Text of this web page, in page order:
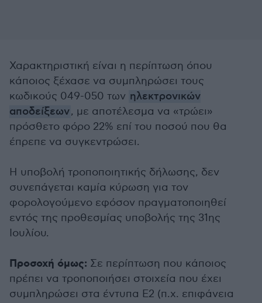
Χαρακτηριστική είναι η περίπτωση όπου
κάποιος ξέχασε να συμπληρώσει τους
κωδικούς 049-050 των ηλεκτρονικών
αποδείξεων, με αποτέλεσμα να «τρώει»
πρόσθετο φόρο 22% επί του ποσού που θα
έπρεπε να συγκεντρώσει.
H υποβολή τροποποιητικής δήλωσης, δεν
συνεπάγεται καμία κύρωση για τον
φορολογούμενο εφόσον πραγματοποιηθεί
εντός της προθεσμίας υποβολής της 31ης
Ιουλίου.
Προσοχή όμως: Σε περίπτωση που κάποιος
πρέπει να τροποποιήσει στοιχεία που έχει
συμπληρώσει στα έντυπα Ε2 (π.χ. επιφάνεια